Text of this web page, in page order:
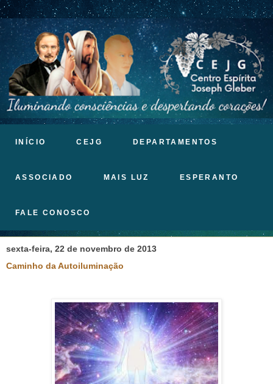
INÍCIO CEJG DEPARTAMENTOS
ASSOCIADO MAIS LUZ ESPERANTO
FALE CONOSCO
sexta-feira, 22 de novembro de 2013
Caminho da Autoiluminação